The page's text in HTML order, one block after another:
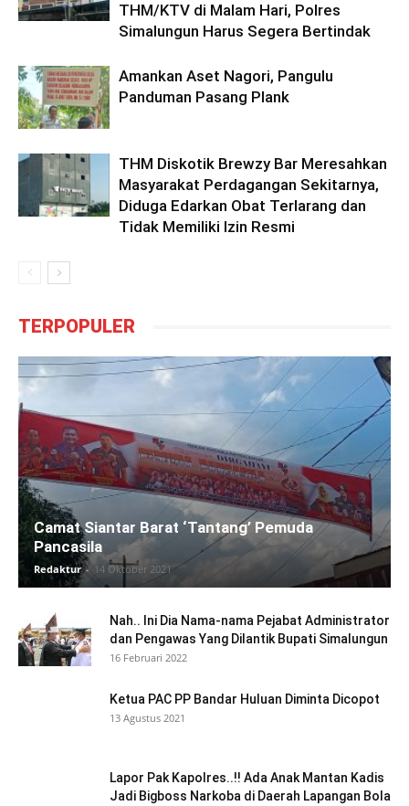
THM/KTV di Malam Hari, Polres
Simalungun Harus Segera Bertindak
Amankan Aset Nagori, Pangulu
Panduman Pasang Plank
THM Diskotik Brewzy Bar Meresahkan
Masyarakat Perdagangan Sekitarnya,
Diduga Edarkan Obat Terlarang dan
Tidak Memiliki Izin Resmi
TERPOPULER
Camat Siantar Barat ‘Tantang’ Pemuda
Pancasila
Redaktur - 14 Oktober 2021
Nah.. Ini Dia Nama-nama Pejabat Administrator
dan Pengawas Yang Dilantik Bupati Simalungun
16 Februari 2022
Ketua PAC PP Bandar Huluan Diminta Dicopot
13 Agustus 2021
Lapor Pak Kapolres..!! Ada Anak Mantan Kadis
Jadi Bigboss Narkoba di Daerah Lapangan Bola